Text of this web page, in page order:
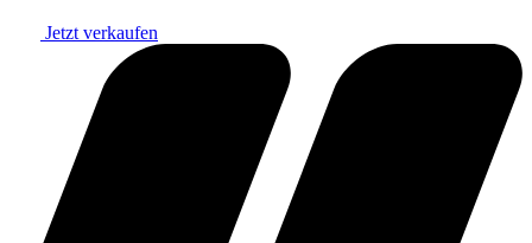
Jetzt verkaufen